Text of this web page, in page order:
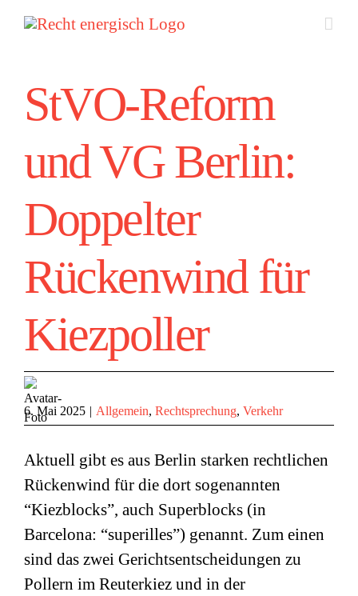
Zum
Inhalt
StVO-Reform
und VG Berlin:
Doppelter
Rückenwind für
Kiezpoller
6. Mai 2025 | Allgemein, Rechtsprechung, Verkehr
Aktuell gibt es aus Berlin starken rechtlichen
Rückenwind für die dort sogenannten
“Kiezblocks”, auch Superblocks (in
Barcelona: “superilles”) genannt. Zum einen
sind das zwei Gerichtsentscheidungen zu
Pollern im Reuterkiez und in der